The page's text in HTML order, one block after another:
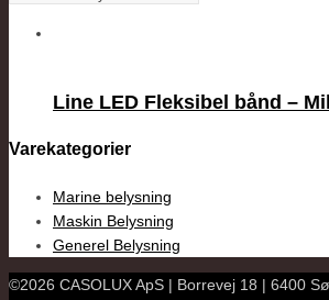
Line LED Fleksibel bånd –
Varekategorier
Marine belysning
Maskin Belysning
Generel Belysning
©2026 CASOLUX ApS | Borrevej 18 | 6400